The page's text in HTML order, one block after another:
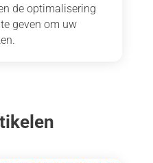
de optimalisering
geven om uw